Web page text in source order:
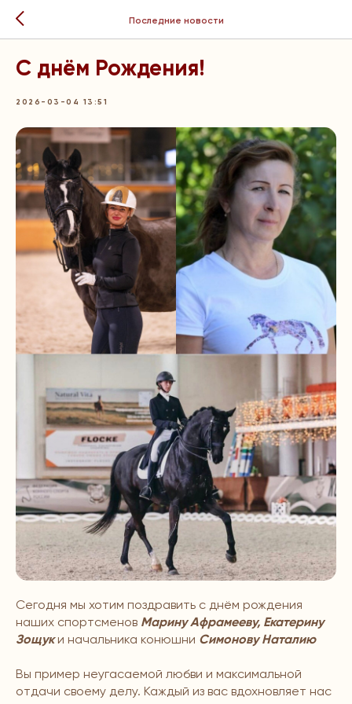
Последние новости
С днём Рождения!
2026-03-04 13:51
Сегодня мы хотим поздравить с днём рождения
наших спортсменов Марину Афрамееву, Екатерину
Зощуки начальника конюшни Симонову Наталию
Вы пример неугасаемой любви и максимальной
отдачи своему делу. Каждый из вас вдохновляет нас